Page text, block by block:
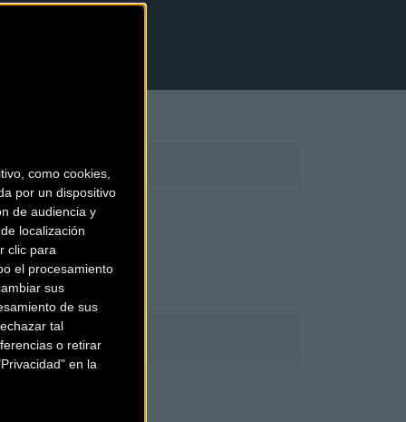
como cookies,
por un dispositivo
de audiencia y
localización
clic para
el procesamiento
sus
de sus
tal
o retirar
en la
T-700